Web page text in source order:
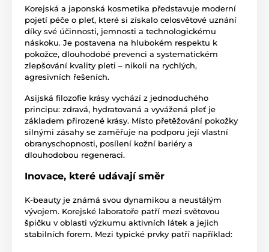
Korejská a japonská kosmetika představuje moderní
pojetí péče o pleť, které si získalo celosvětové uznání
díky své účinnosti, jemnosti a technologickému
náskoku. Je postavena na hlubokém respektu k
pokožce, dlouhodobé prevenci a systematickém
zlepšování kvality pleti – nikoli na rychlých,
agresivních řešeních.
Asijská filozofie krásy vychází z jednoduchého
principu: zdravá, hydratovaná a vyvážená pleť je
základem přirozené krásy. Místo přetěžování pokožky
silnými zásahy se zaměřuje na podporu její vlastní
obranyschopnosti, posílení kožní bariéry a
dlouhodobou regeneraci.
Inovace, které udávají směr
K-beauty je známá svou dynamikou a neustálým
vývojem. Korejské laboratoře patří mezi světovou
špičku v oblasti výzkumu aktivních látek a jejich
stabilních forem. Mezi typické prvky patří například: